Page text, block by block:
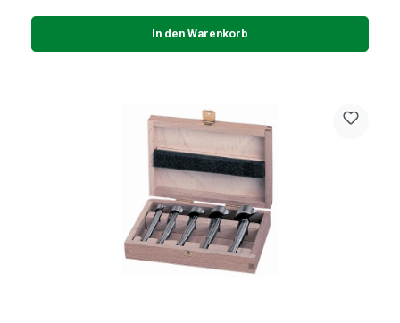
In den Warenkorb